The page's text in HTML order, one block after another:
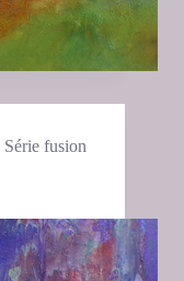
Série fusion